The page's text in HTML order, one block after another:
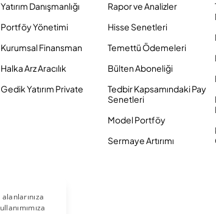
Yatırım Danışmanlığı
Portföy Yönetimi
Kurumsal Finansman
Halka Arz Aracılık
Gedik Yatırım Private
Rapor ve Analizler
Hisse Senetleri
Temettü Ödemeleri
Bülten Aboneliği
Tedbir Kapsamındaki Pay
Senetleri
Model Portföy
Sermaye Artırımı